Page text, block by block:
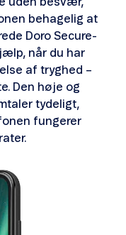
behagelig at
Doro Secure-
når du har
af tryghed –
Den høje og
tydeligt,
fungerer